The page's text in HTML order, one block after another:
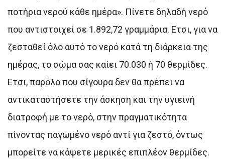
ποτήρια νερού κάθε ημέρα». Πίνετε δηλαδή νερό
που αντιστοιχεί σε 1.892,72 γραμμάρια. Ετσι, για να
ζεσταθεί όλο αυτό το νερό κατά τη διάρκεια της
ημέρας, το σώμα σας καίει 70.030 ή 70 θερμίδες.
Ετσι, παρόλο που σίγουρα δεν θα πρέπει να
αντικαταστήσετε την άσκηση και την υγιεινή
διατροφή με το νερό, στην πραγματικότητα
πίνοντας παγωμένο νερό αντί για ζεστό, όντως
μπορείτε να κάψετε μερικές επιπλέον θερμίδες.